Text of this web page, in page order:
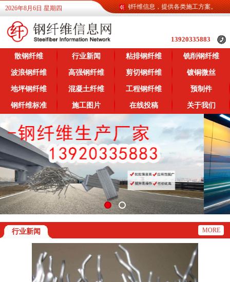
2026年8月6日 星期四
钢纤维信息网为广大客户提供各类钢纤维信息，提供各类施工方案。
13920335883
散钢纤维 行业新闻 粘排钢纤维 铣削钢纤维
波浪钢纤维 高强钢纤维 剪切钢纤维 镀铜微丝
地坪钢纤维 混凝土纤维 工程钢纤维 预制件
钢纤维标准 施工图片 在线投稿 关于我们
行业新闻 MORE